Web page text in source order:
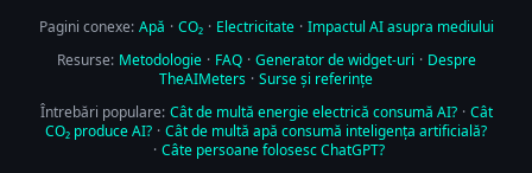
Pagini conexe: Apă · CO₂ · Electricitate · Impactul AI asupra mediului
Resurse: Metodologie · FAQ · Generator de widget-uri · Despre
TheAIMeters · Surse și referințe
Întrebări populare: Cât de multă energie electrică consumă AI? · Cât
CO₂ produce AI? · Cât de multă apă consumă inteligența artificială?
· Câte persoane folosesc ChatGPT?